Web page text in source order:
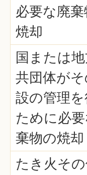
必要な廃
焼却
国または
共団体が
設の管理を
ために必
棄物の焼却
たき火そ